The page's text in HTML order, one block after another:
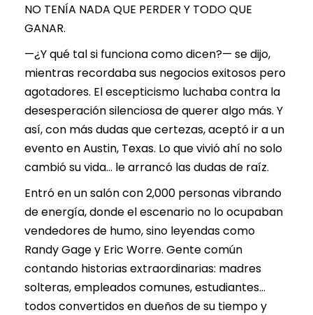
NO TENÍA NADA QUE PERDER Y TODO QUE
GANAR.
—¿Y qué tal si funciona como dicen?— se dijo,
mientras recordaba sus negocios exitosos pero
agotadores. El escepticismo luchaba contra la
desesperación silenciosa de querer algo más. Y
así, con más dudas que certezas, aceptó ir a un
evento en Austin, Texas. Lo que vivió ahí no solo
cambió su vida… le arrancó las dudas de raíz.
Entró en un salón con 2,000 personas vibrando
de energía, donde el escenario no lo ocupaban
vendedores de humo, sino leyendas como
Randy Gage y Eric Worre. Gente común
contando historias extraordinarias: madres
solteras, empleados comunes, estudiantes…
todos convertidos en dueños de su tiempo y